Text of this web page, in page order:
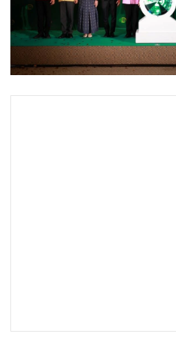
Special Scoop
• เศรษฐกิจ-ธุรกิจ
• จีน
• ชุมชน-คุณภาพชีวิต
• อาชญากรรม
• News1